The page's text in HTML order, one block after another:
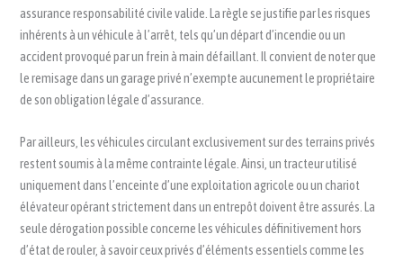
assurance responsabilité civile valide. La règle se justifie par les risques
inhérents à un véhicule à l’arrêt, tels qu’un départ d’incendie ou un
accident provoqué par un frein à main défaillant. Il convient de noter que
le remisage dans un garage privé n’exempte aucunement le propriétaire
de son obligation légale d’assurance.
Par ailleurs, les véhicules circulant exclusivement sur des terrains privés
restent soumis à la même contrainte légale. Ainsi, un tracteur utilisé
uniquement dans l’enceinte d’une exploitation agricole ou un chariot
élévateur opérant strictement dans un entrepôt doivent être assurés. La
seule dérogation possible concerne les véhicules définitivement hors
d’état de rouler, à savoir ceux privés d’éléments essentiels comme les